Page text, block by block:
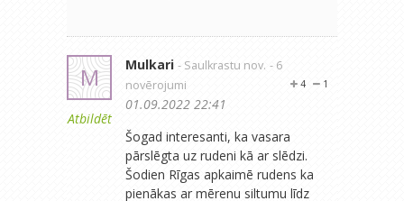
M
Atbildēt
Mulkari - Saulkrastu nov. - 6
novērojumi
1
4
01.09.2022 22:41
Šogad interesanti, ka vasara
pārslēgta uz rudeni kā ar slēdzi.
Šodien Rīgas apkaimē rudens ka
pienākas ar mērenu siltumu līdz